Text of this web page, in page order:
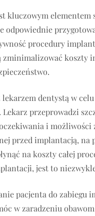
kluczowym elementem
odpowiednie
procedury
koszty
dentystą w
przeprowadzi
i możliwości
przed implantacją, na
na koszty całej
jest to
pacjenta do zabiegu
w zaradzeniu